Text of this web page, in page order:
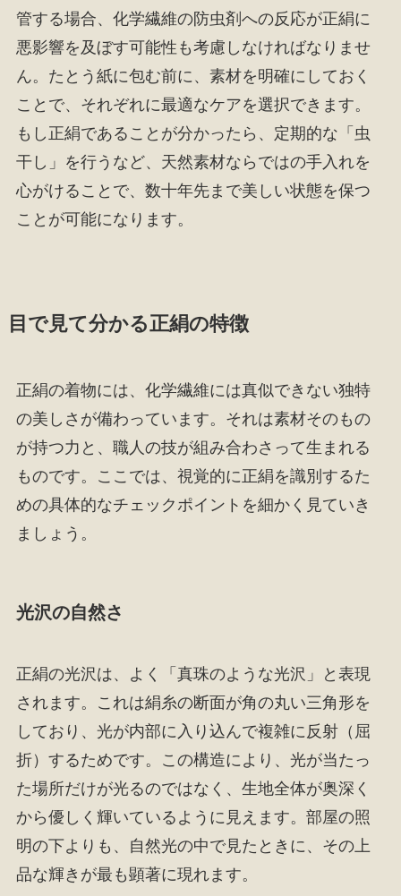
管する場合、化学繊維の防虫剤への反応が正絹に
悪影響を及ぼす可能性も考慮しなければなりませ
ん。たとう紙に包む前に、素材を明確にしておく
ことで、それぞれに最適なケアを選択できます。
もし正絹であることが分かったら、定期的な「虫
干し」を行うなど、天然素材ならではの手入れを
心がけることで、数十年先まで美しい状態を保つ
ことが可能になります。
目で見て分かる正絹の特徴
正絹の着物には、化学繊維には真似できない独特
の美しさが備わっています。それは素材そのもの
が持つ力と、職人の技が組み合わさって生まれる
ものです。ここでは、視覚的に正絹を識別するた
めの具体的なチェックポイントを細かく見ていき
ましょう。
光沢の自然さ
正絹の光沢は、よく「真珠のような光沢」と表現
されます。これは絹糸の断面が角の丸い三角形を
しており、光が内部に入り込んで複雑に反射（屈
折）するためです。この構造により、光が当たっ
た場所だけが光るのではなく、生地全体が奥深く
から優しく輝いているように見えます。部屋の照
明の下よりも、自然光の中で見たときに、その上
品な輝きが最も顕著に現れます。